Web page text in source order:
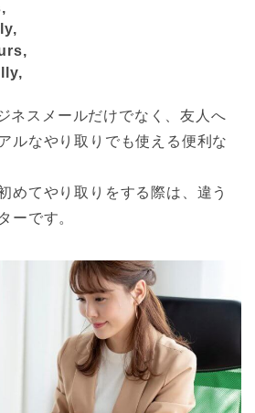
ネスメールだけでなく、友人へ
ルなやり取りでも使える便利な
めてやり取りをする際は、違う
ーです。